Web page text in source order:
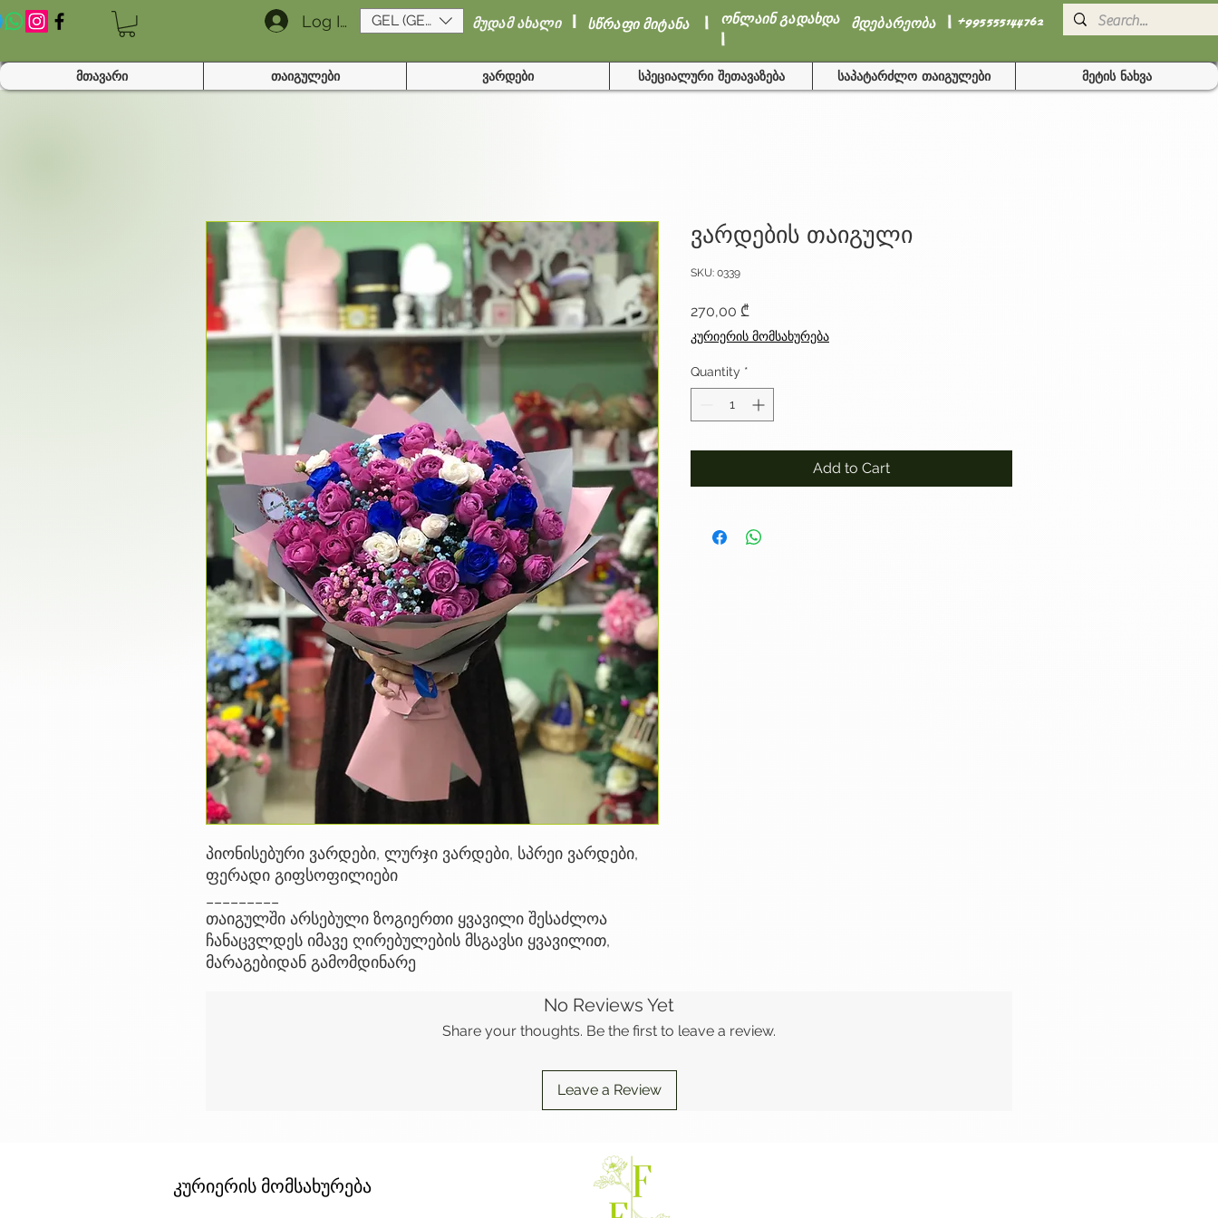
Log In GEL (GEL) მუდამ ახალი I სწრაფი მიტანა I ონლაინ გადახდა
I
მდებარეობა I +995555144762
მთავარი თაიგულები ვარდები სპეციალური შეთავაზება საპატარძლო თაიგულები მეტის ნახვა
პიონისებური ვარდები, ლურჯი ვარდები, სპრეი ვარდები,
ფერადი გიფსოფილიები
თაიგულში არსებული ზოგიერთი ყვავილი შესაძლოა
ჩანაცვლდეს იმავე ღირებულების მსგავსი ყვავილით,
მარაგებიდან გამომდინარე
ვარდების თაიგული
SKU: 0339
270,00 ₾
კურიერის მომსახურება
Quantity *
Add to Cart
No Reviews Yet
Share your thoughts. Be the first to leave a review.
Leave a Review
კურიერის მომსახურება